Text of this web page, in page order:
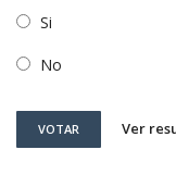
Si
No
VOTAR Ver